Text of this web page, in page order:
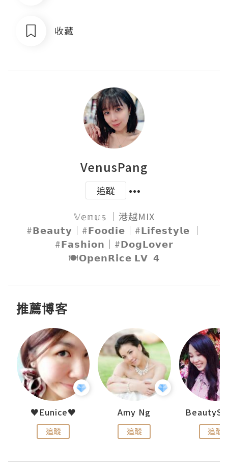
收藏
VenusPang
追蹤
𝕍𝕖𝕟𝕦𝕤 ｜港越MIX
#𝗕𝗲𝗮𝘂𝘁𝘆｜#𝗙𝗼𝗼𝗱𝗶𝗲｜#𝗟𝗶𝗳𝗲𝘀𝘁𝘆𝗹𝗲 ｜
#𝗙𝗮𝘀𝗵𝗶𝗼𝗻｜#𝗗𝗼𝗴𝗟𝗼𝘃𝗲𝗿
🍽𝗢𝗽𝗲𝗻𝗥𝗶𝗰𝗲 𝗟𝗩  𝟰
推薦博客
♥Eunice♥
追蹤
Amy Ng
追蹤 追蹤